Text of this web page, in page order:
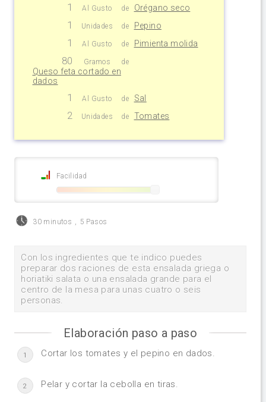
1 Al Gusto de Orégano seco
1 Unidades de Pepino
1 Al Gusto de Pimienta molida
80 Gramos de
Queso feta cortado en
dados
1 Al Gusto de Sal
2 Unidades de Tomates
Facilidad
30 minutos , 5 Pasos
Con los ingredientes que te indico puedes
preparar dos raciones de esta ensalada griega o
horiatiki salata o una ensalada grande para el
centro de la mesa para unas cuatro o seis
personas.
Elaboración paso a paso
1 Cortar los tomates y el pepino en dados.
2 Pelar y cortar la cebolla en tiras.